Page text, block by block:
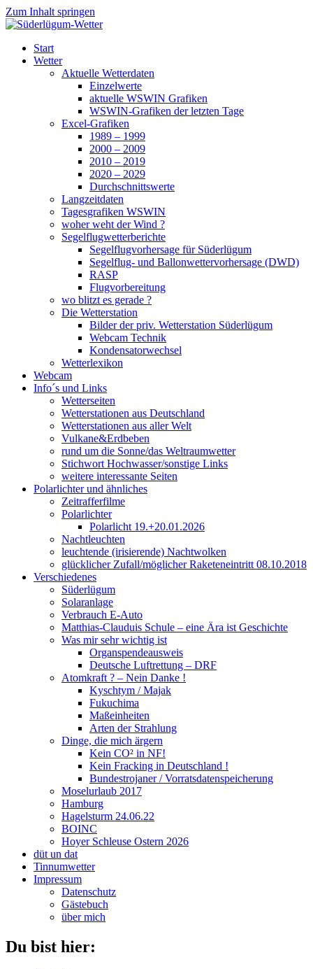
Zum Inhalt springen
Süderlügum-Wetter
Start
Wetter
Aktuelle Wetterdaten
Einzelwerte
aktuelle WSWIN Grafiken
WSWIN-Grafiken der letzten Tage
Excel-Grafiken
1989 – 1999
2000 – 2009
2010 – 2019
2020 – 2029
Durchschnittswerte
Langzeitdaten
Tagesgrafiken WSWIN
woher weht der Wind ?
Segelflugwetterberichte
Segelflugvorhersage für Süderlügum
Segelflug- und Ballonwettervorhersage (DWD)
RASP
Flugvorbereitung
wo blitzt es gerade ?
Die Wetterstation
Bilder der priv. Wetterstation Süderlügum
Webcam Technik
Kondensatorwechsel
Wetterlexikon
Webcam
Info´s und Links
Wetterseiten
Wetterstationen aus Deutschland
Wetterstationen aus aller Welt
Vulkane&Erdbeben
rund um die Sonne/das Weltraumwetter
Stichwort Hochwasser/sonstige Links
weitere interessante Seiten
Polarlichter und ähnliches
Zeitrafferfilme
Polarlichter
Polarlicht 19.+20.01.2026
Nachtleuchten
leuchtende (irisierende) Nachtwolken
glücklicher Zufall/möglicher Raketeneintritt 08.10.2018
Verschiedenes
Süderlügum
Solaranlage
Verbrauch E-Auto
Matthias-Clauduis Schule – eine Ära ist Geschichte
Was mir sehr wichtig ist
Organspendeausweis
Deutsche Luftrettung – DRF
Atomkraft ? – Nein Danke !
Kyschtym / Majak
Fukuchima
Maßeinheiten
Arten der Strahlung
Dinge, die mich ärgern
Kein CO² in NF!
Kein Fracking in Deutschland !
Bundestrojaner / Vorratsdatenspeicherung
Moselurlaub 2017
Hamburg
Hagelsturm 24.06.22
BOINC
Hoyer Schleuse Ostern 2026
düt un dat
Tinnumwetter
Impressum
Datenschutz
Gästebuch
über mich
Du bist hier: